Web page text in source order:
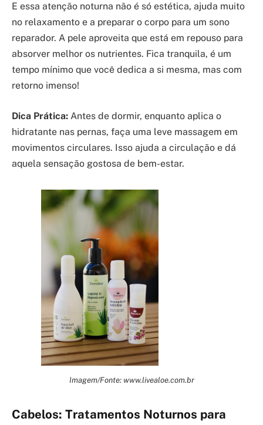
E essa atenção noturna não é só estética, ajuda muito
no relaxamento e a preparar o corpo para um sono
reparador. A pele aproveita que está em repouso para
absorver melhor os nutrientes. Fica tranquila, é um
tempo mínimo que você dedica a si mesma, mas com
retorno imenso!
Dica Prática: Antes de dormir, enquanto aplica o
hidratante nas pernas, faça uma leve massagem em
movimentos circulares. Isso ajuda a circulação e dá
aquela sensação gostosa de bem-estar.
Imagem/Fonte: www.livealoe.com.br
Cabelos: Tratamentos Noturnos para